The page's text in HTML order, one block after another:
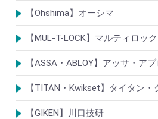
Rシリーズシリンダー
ロック製品
【Ohshima】オーシマ
シリンダー
錠・ロック製品
【MUL-T-LOCK】マルティロック
シリンダー
南京錠
【ASSA・ABLOY】アッサ・ア
シリンダー
ロック製品
【TITAN・Kwikset】タイタン・
シリンダー
錠
【GIKEN】川口技研